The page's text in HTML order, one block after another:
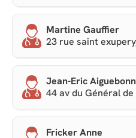
Martine Gauffier
23 rue saint
Jean-Eric
44 av du Général
Fricker Anne